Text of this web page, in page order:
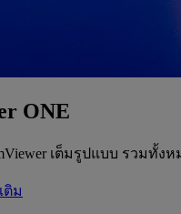
ONE
เต็มรูปแบบ รวมทั้ง
ติม